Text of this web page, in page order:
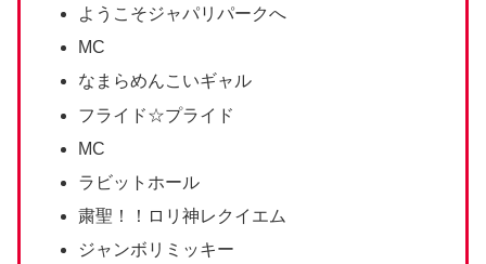
ようこそジャパリパークへ
MC
なまらめんこいギャル
フライド☆プライド
MC
ラビットホール
粛聖！！ロリ神レクイエム
ジャンボリミッキー